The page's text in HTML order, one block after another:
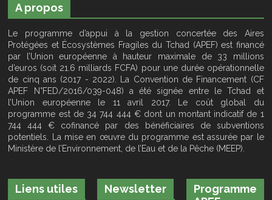
A propos
Le programme d’appui à la gestion concertée des Aires
Protégées et Écosystèmes Fragiles du Tchad (APEF) est financé
par l’Union européenne à hauteur maximale de 33 millions
d’euros (soit 21.6 milliards FCFA) pour une durée opérationnelle
de cinq ans (2017 - 2022). La Convention de Financement (CF
APEF N°FED/2016/039-048) a été signée entre le Tchad et
l’Union européenne le 11 avril 2017. Le coût global du
programme est de 34 744 444 € dont un montant indicatif de 1
744 444 € cofinancé par des bénéficiaires de subventions
potentiels. La mise en œuvre du programme est assurée par le
Ministère de l’Environnement, de l’Eau et de la Pêche (MEEP).
Liens utiles Newsletter
Programme